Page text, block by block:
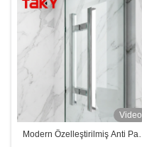
Video
Modern Özelleştirilmiş Anti Pas